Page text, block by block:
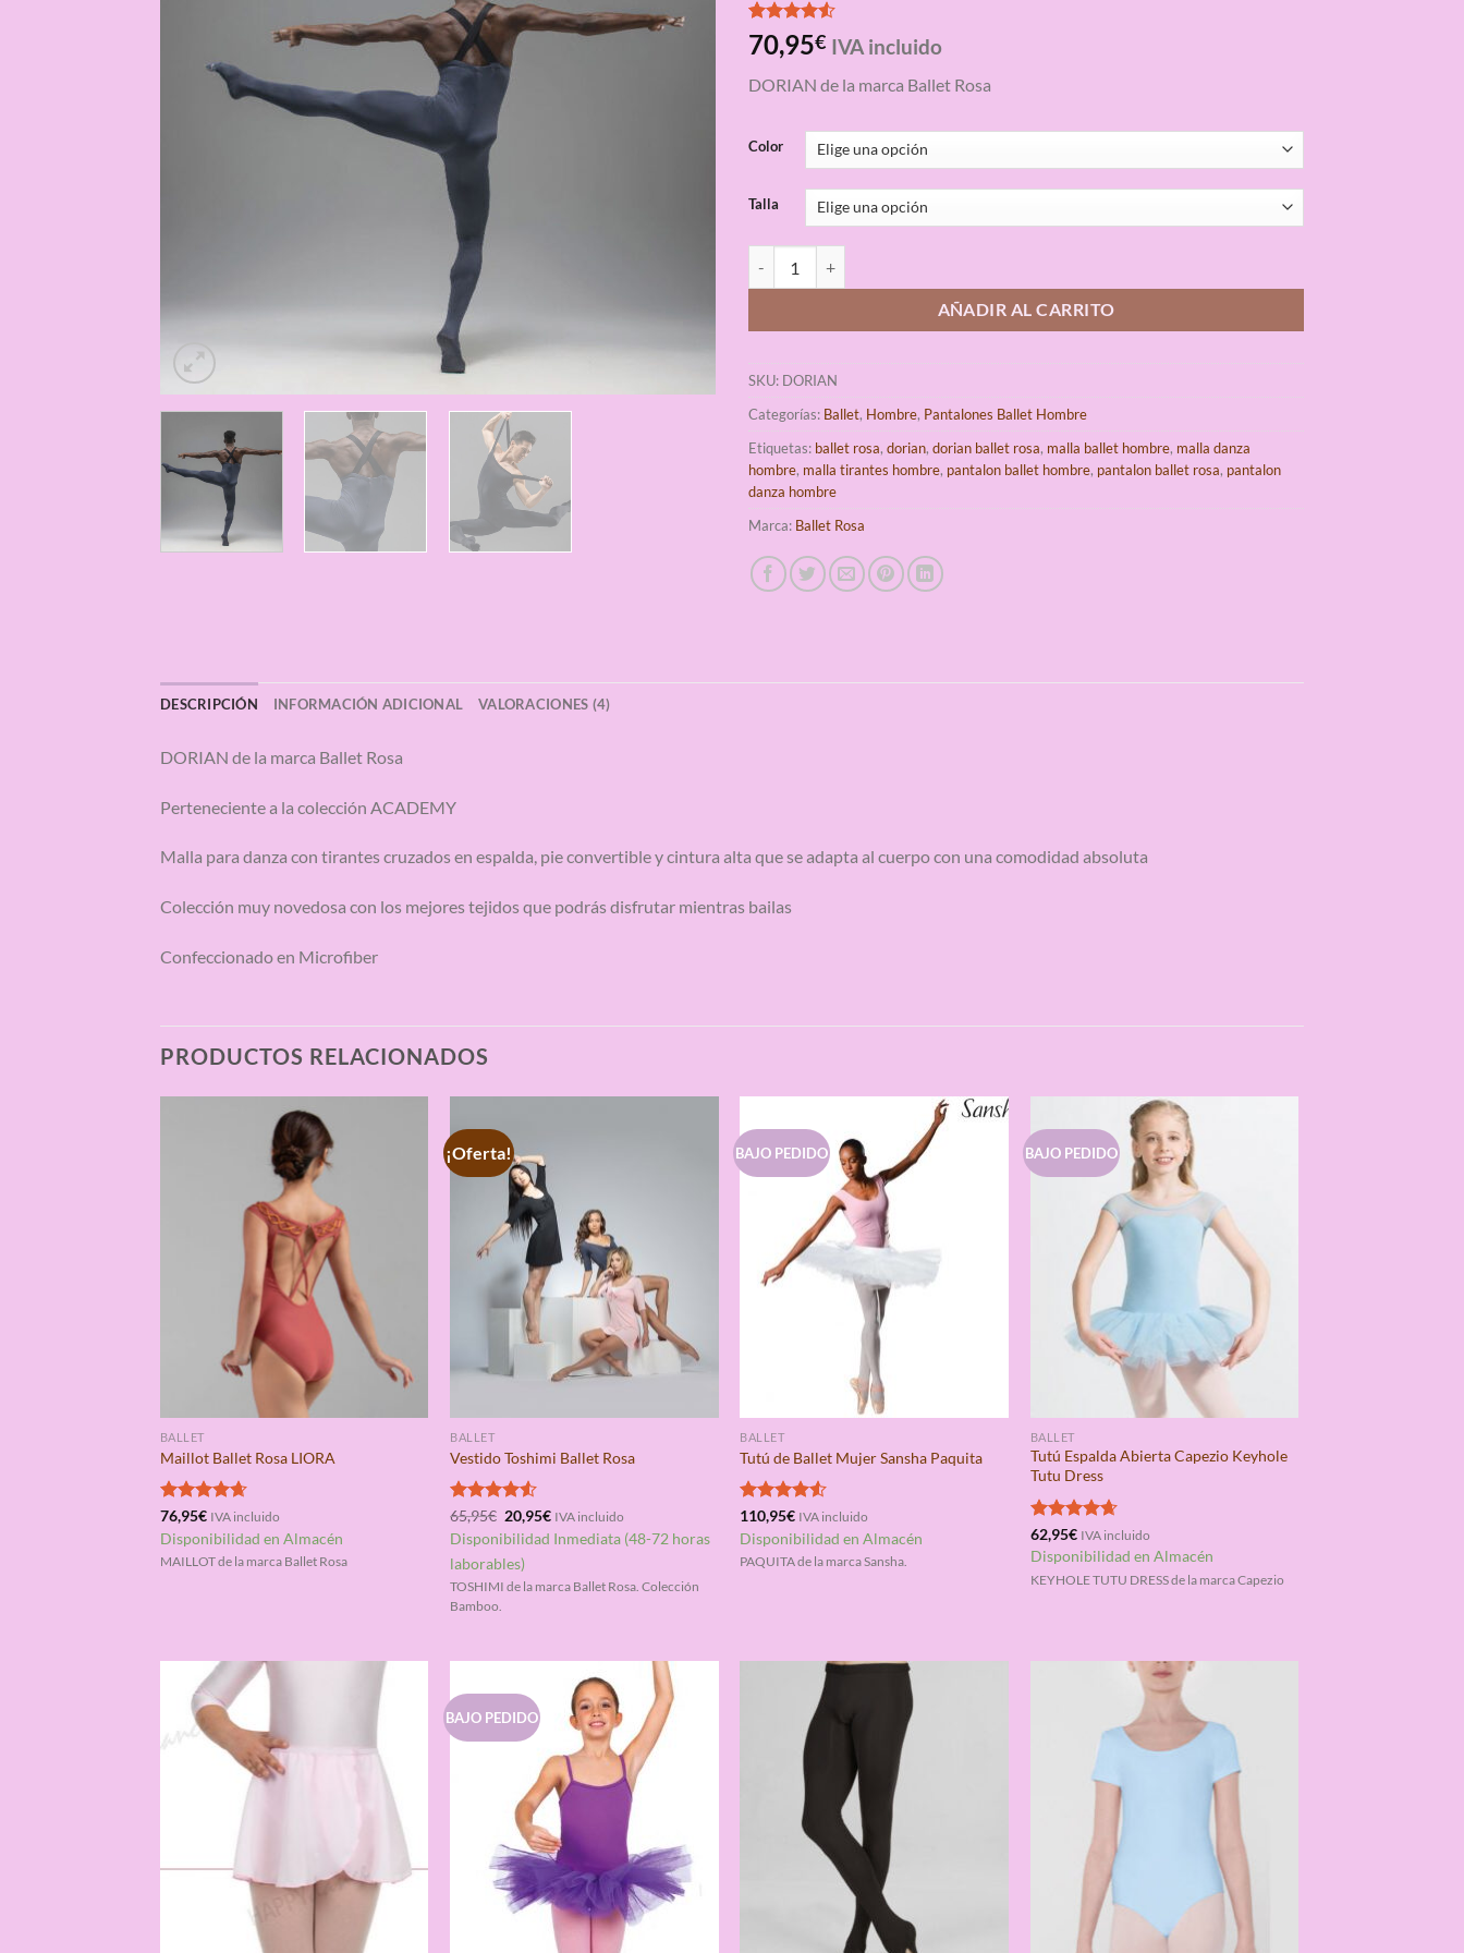
Valorado
con4.50
base a
4
70,95€ IVA incluido
DORIAN de la marca Ballet Rosa
Color
Talla
AÑADIR AL CARRITO
SKU: DORIAN
Categorías: Ballet, Hombre, Pantalones Ballet Hombre
Etiquetas: ballet rosa, dorian, dorian ballet rosa, malla ballet hombre, malla danza
hombre, malla tirantes hombre, pantalon ballet hombre, pantalon ballet rosa, pantalon
danza hombre
Marca: Ballet Rosa
DESCRIPCIÓN INFORMACIÓN ADICIONAL VALORACIONES (4)
DORIAN de la marca Ballet Rosa
Perteneciente a la colección ACADEMY
Malla para danza con tirantes cruzados en espalda, pie convertible y cintura alta que se adapta al cuerpo con una comodidad absoluta
Colección muy novedosa con los mejores tejidos que podrás disfrutar mientras bailas
Confeccionado en Microfiber
PRODUCTOS RELACIONADOS
BALLET
Maillot Ballet Rosa LIORA
Valorado
con 4.67
de 5
76,95€ IVA incluido
Disponibilidad en Almacén
MAILLOT de la marca Ballet Rosa
¡Oferta!
BALLET
Vestido Toshimi Ballet Rosa
Valorado
con4.50
de 5
65,95€ El
precio
original
era:
65,95€.
20,95€El
precio
actual
IVA incluido
Disponibilidad Inmediata (48-72 horas
laborables)
TOSHIMI de la marca Ballet Rosa. Colección
Bamboo.
BAJO PEDIDO
BALLET
Tutú de Ballet Mujer Sansha Paquita
Valorado
con4.50
de 5
110,95€ IVA incluido
Disponibilidad en Almacén
PAQUITA de la marca Sansha.
BAJO PEDIDO
BALLET
Tutú Espalda Abierta Capezio Keyhole
Tutu Dress
Valorado
con 4.67
de 5
62,95€ IVA incluido
Disponibilidad en Almacén
KEYHOLE TUTU DRESS de la marca Capezio
BAJO PEDIDO